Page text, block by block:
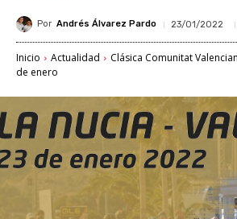
Por Andrés Álvarez Pardo 23/01/2022
Inicio Actualidad
Clásica Comunitat
de enero